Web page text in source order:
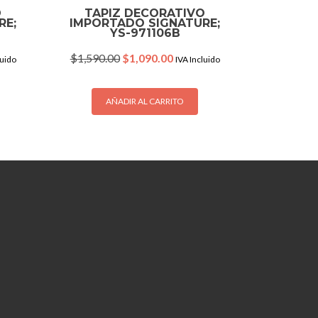
TAPIZ DECORATIVO
IMPORTADO SIGNATURE;
YS-971106B
$1,590.00 Original
was:
$1,590.00.
$1,090.00Current
is:
$1,090.00.
IVA Incluido
AÑADIR AL CARRITO